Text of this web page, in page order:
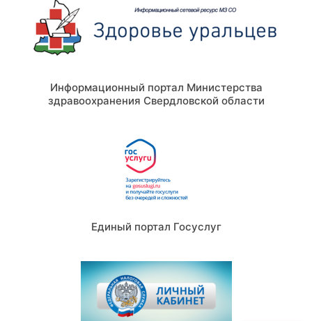
Информационный портал Министерства
здравоохранения Свердловской области
Единый портал Госуслуг